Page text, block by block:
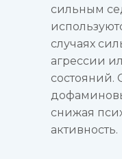
сильным
случаях
агрессии
состояний.
снижая
активность.